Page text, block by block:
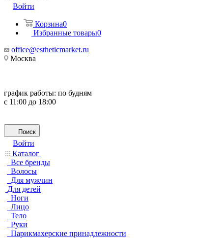
Войти
Корзина0
Избранные товары0
office@estheticmarket.ru
Москва
график работы: по будням
с 11:00 до 18:00
Поиск
Войти
Каталог
Все бренды
Волосы
Для мужчин
Для детей
Ноги
Лицо
Тело
Руки
Парикмахерские принадлежности